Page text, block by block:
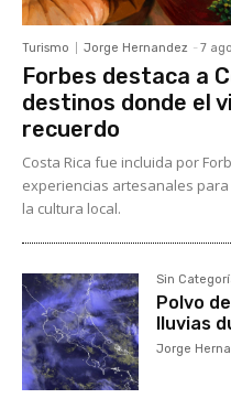
Turismo Jorge Hernandez - 7
Forbes destaca a
destinos donde el
recuerdo
Costa Rica fue incluida por
experiencias artesanales
la cultura local.
Sin
Polvo
lluvias
Jorge